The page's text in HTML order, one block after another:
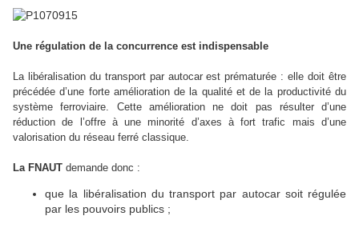
Une régulation de la concurrence est indispensable
La libéralisation du transport par autocar est prématurée : elle doit être
précédée d’une forte amélioration de la qualité et de la productivité du
système ferroviaire. Cette amélioration ne doit pas résulter d’une
réduction de l’offre à une minorité d’axes à fort trafic mais d’une
valorisation du réseau ferré classique.
La FNAUT demande donc :
que la libéralisation du transport par autocar soit régulée
par les pouvoirs publics ;